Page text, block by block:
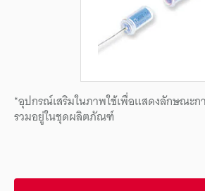
*อุปกรณ์เสริมในภาพใช้เพื่อแสดงลักษณะก
รวมอยู่ในชุดผลิตภัณฑ์